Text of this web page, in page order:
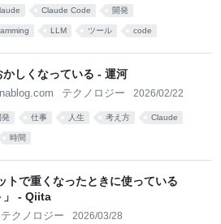
Claude Code 開発
LLM ツール code
しくなっている - 運河
テクノロジー 2026/02/22
発 仕事 人生 考え方 Claude
時間
トで重くなったときに使っている
」 - Qiita
テクノロジー 2026/03/28